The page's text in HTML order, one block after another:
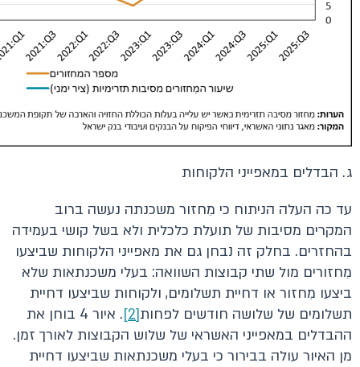
ג. הבדלים במאפייני הלקוחות
עד כה העלה הניתוח כי מִחזור משכנתה נעשה ברוב
המקרים מסיבות של תועלת כלכלית ולא בשל קושי בעמידה
בהחזרים. בחלק זה נבחן גם את מאפייני הלקוחות שביצעו
מִחזורים מול שתי קבוצות השוואה: בעלי משכנתאות שלא
ביצעו מִחזור או דחיית תשלומים, ולקוחות שביצעו דחיית
תשלומים של שלושה חודשים לפחות[2]
. איור 4 בוחן את
ההבדלים במאפייני האשראי של שלוש הקבוצות לאורך זמן.
מן האיור עולה בבירור כי בעלי משכנתאות שביצעו דחיית